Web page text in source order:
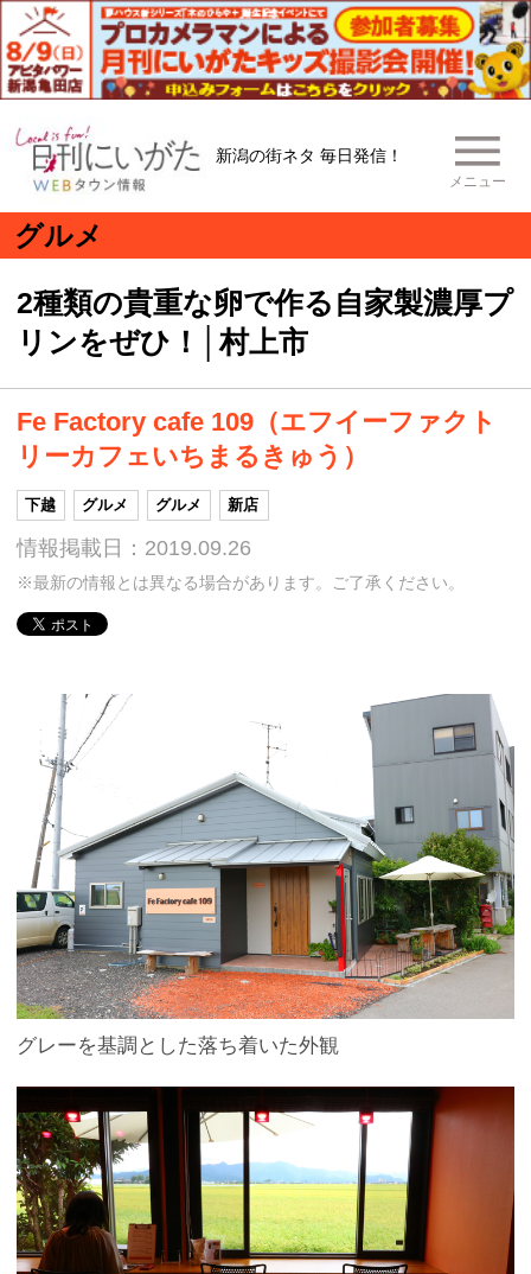
新潟の街ネタ 毎日発信！
メニュー
グルメ
2種類の貴重な卵で作る自家製濃厚プ
リンをぜひ！│村上市
Fe Factory cafe 109（エフイーファクト
リーカフェいちまるきゅう）
下越 グルメ グルメ 新店
情報掲載日：2019.09.26
※最新の情報とは異なる場合があります。ご了承ください。
グレーを基調とした落ち着いた外観